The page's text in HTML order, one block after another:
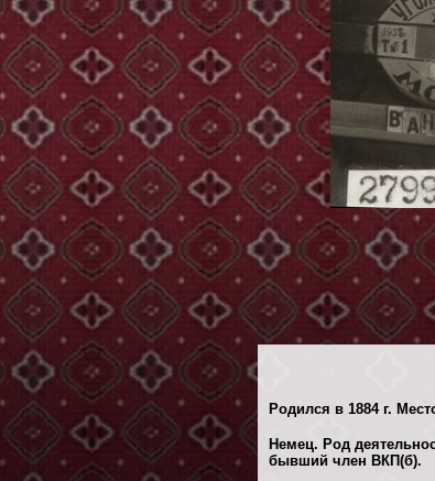
Родился в 1884 г.
Немец. Род
бывший член ВКП(б).